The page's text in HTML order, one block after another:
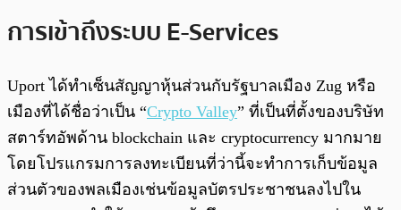
การเข้าถึงระบบ E-Services
Uport ได้ทำเซ็นสัญญาหุ้นส่วนกับรัฐบาลเมือง Zug หรือ
เมืองที่ได้ชื่อว่าเป็น “Crypto Valley” ที่เป็นที่ตั้งของบริษัท
สตาร์ทอัพด้าน blockchain และ cryptocurrency มากมาย
โดยโปรแกรมการลงทะเบียนที่ว่านี้จะทำการเก็บข้อมูล
ส่วนตัวของพลเมืองเช่นข้อมูลบัตรประชาชนลงไปใน